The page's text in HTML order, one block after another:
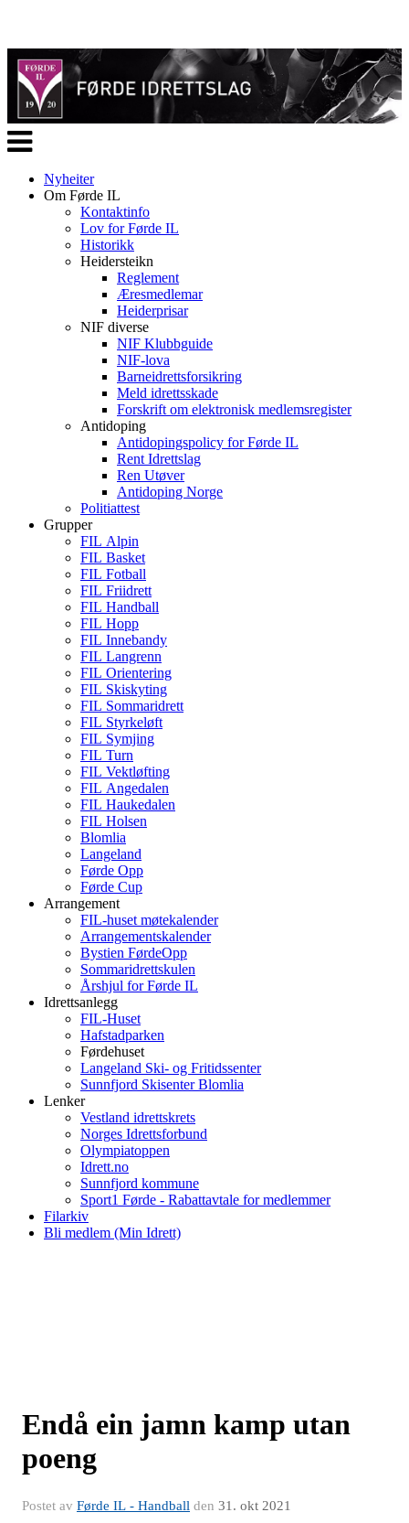
Veksle
navigasjon
Nyheiter
Om Førde IL
Kontaktinfo
Lov for Førde IL
Historikk
Heidersteikn
Reglement
Æresmedlemar
Heiderprisar
NIF diverse
NIF Klubbguide
NIF-lova
Barneidrettsforsikring
Meld idrettsskade
Forskrift om elektronisk medlemsregister
Antidoping
Antidopingspolicy for Førde IL
Rent Idrettslag
Ren Utøver
Antidoping Norge
Politiattest
Grupper
FIL Alpin
FIL Basket
FIL Fotball
FIL Friidrett
FIL Handball
FIL Hopp
FIL Innebandy
FIL Langrenn
FIL Orientering
FIL Skiskyting
FIL Sommaridrett
FIL Styrkeløft
FIL Symjing
FIL Turn
FIL Vektløfting
FIL Angedalen
FIL Haukedalen
FIL Holsen
Blomlia
Langeland
Førde Opp
Førde Cup
Arrangement
FIL-huset møtekalender
Arrangementskalender
Bystien FørdeOpp
Sommaridrettskulen
Årshjul for Førde IL
Idrettsanlegg
FIL-Huset
Hafstadparken
Førdehuset
Langeland Ski- og Fritidssenter
Sunnfjord Skisenter Blomlia
Lenker
Vestland idrettskrets
Norges Idrettsforbund
Olympiatoppen
Idrett.no
Sunnfjord kommune
Sport1 Førde - Rabattavtale for medlemmer
Filarkiv
Bli medlem (Min Idrett)
Endå ein jamn kamp utan
poeng
Postet av Førde IL - Handball den 31. okt 2021